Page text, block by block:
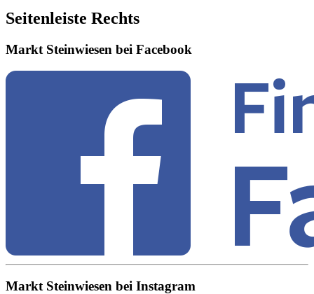
Seitenleiste Rechts
Markt Steinwiesen bei Facebook
Markt Steinwiesen bei Instagram